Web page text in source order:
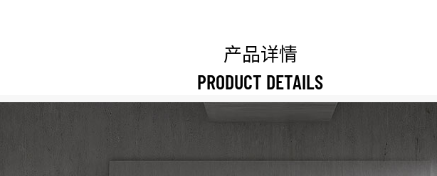
产品详情
PRODUCT DETAILS